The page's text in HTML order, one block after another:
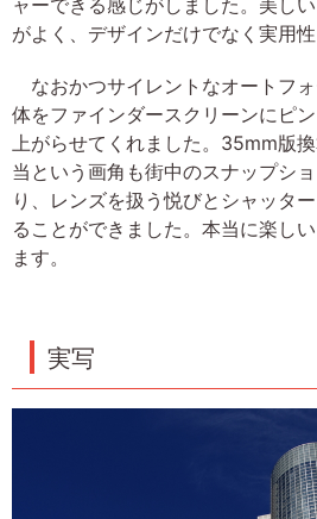
ャーできる感じがしました。美し
がよく、デザインだけでなく実用性
なおかつサイレントなオートフ
体をファインダースクリーンにピ
上がらせてくれました。35mm版
当という画角も街中のスナップシ
り、レンズを扱う悦びとシャッタ
ることができました。本当に楽し
ます。
実写